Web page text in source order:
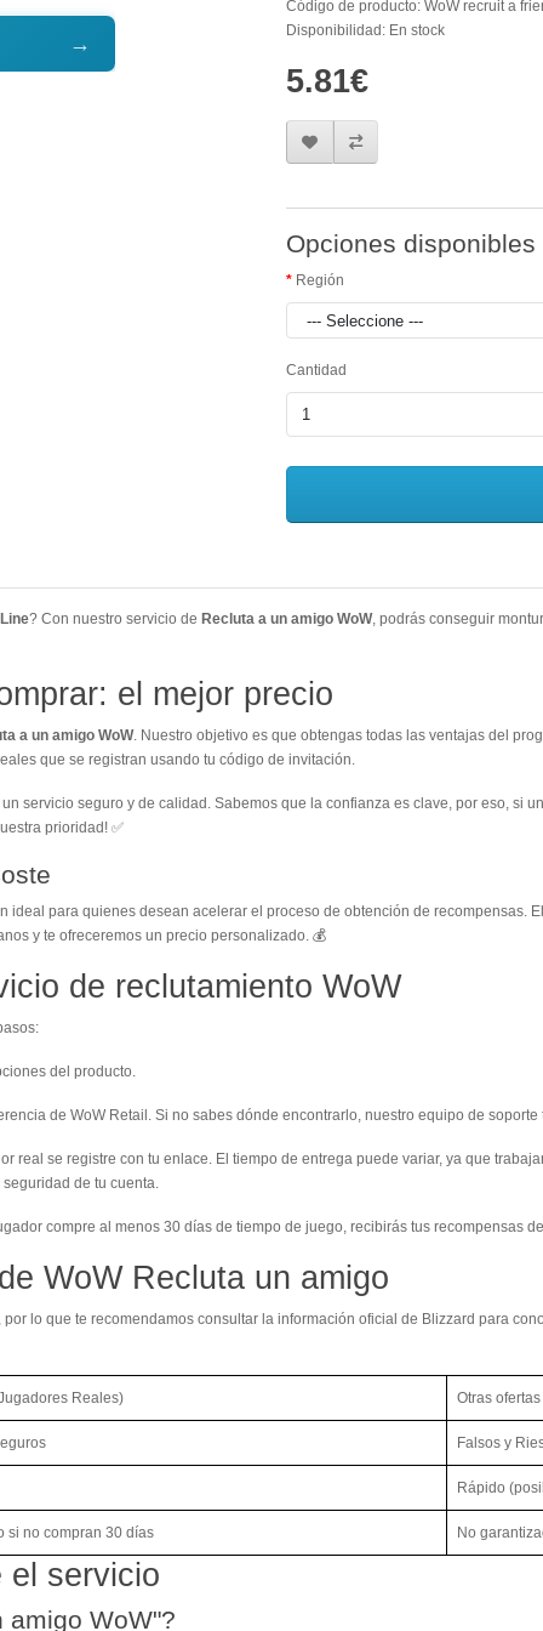
→
Código de producto: WoW recruit a
Disponibilidad: En stock
5.81€
Opciones disponibles
Región
Cantidad
? Con nuestro servicio de Recluta a un amigo WoW, podrás conseguir
el mejor precio
a un amigo WoW. Nuestro objetivo es que obtengas todas las ventajas del
que se registran usando tu código de invitación.
servicio seguro y de calidad. Sabemos que la confianza es clave, por eso, si
prioridad! ✅
ideal para quienes desean acelerar el proceso de obtención de recompensas.
y te ofreceremos un precio personalizado. 💰
de reclutamiento WoW
del producto.
de WoW Retail. Si no sabes dónde encontrarlo, nuestro equipo de soporte
real se registre con tu enlace. El tiempo de entrega puede variar, ya que
de tu cuenta.
compre al menos 30 días de tiempo de juego, recibirás tus recompensas
WoW Recluta un amigo
lo que te recomendamos consultar la información oficial de Blizzard para
Reales) Otras
Falsos y
Rápido
si no compran 30 días No
el servicio
amigo WoW"?